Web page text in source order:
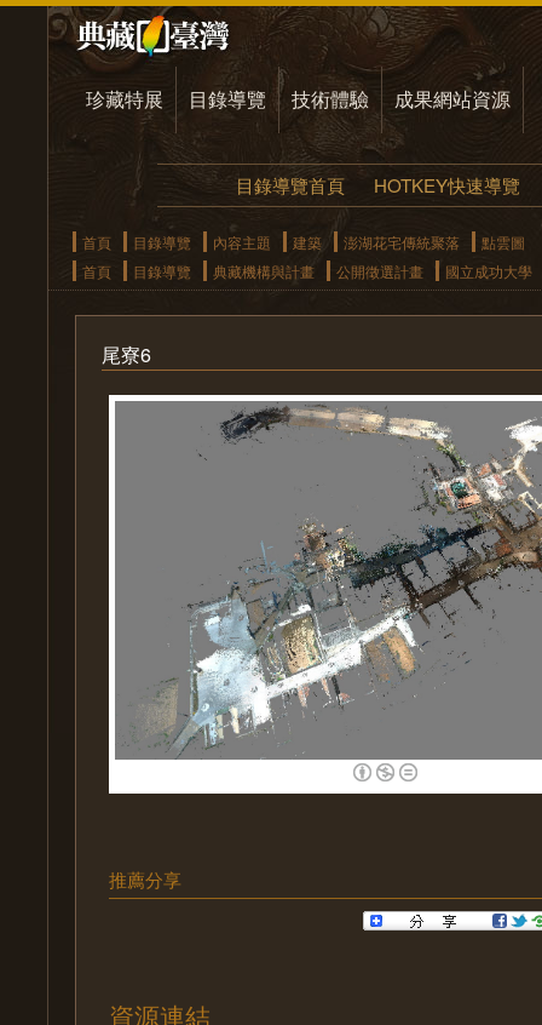
珍藏特展 目錄導覽 技術體驗 成果網站資源
目錄導覽首頁 HOTKEY快速導覽
首頁 目錄導覽 內容主題 建築 澎湖花宅傳統聚落
點雲圖
首頁
目錄導覽 典藏機構與計畫 公開徵選計畫 國立成功大學
尾寮6
推薦分享
資源連結